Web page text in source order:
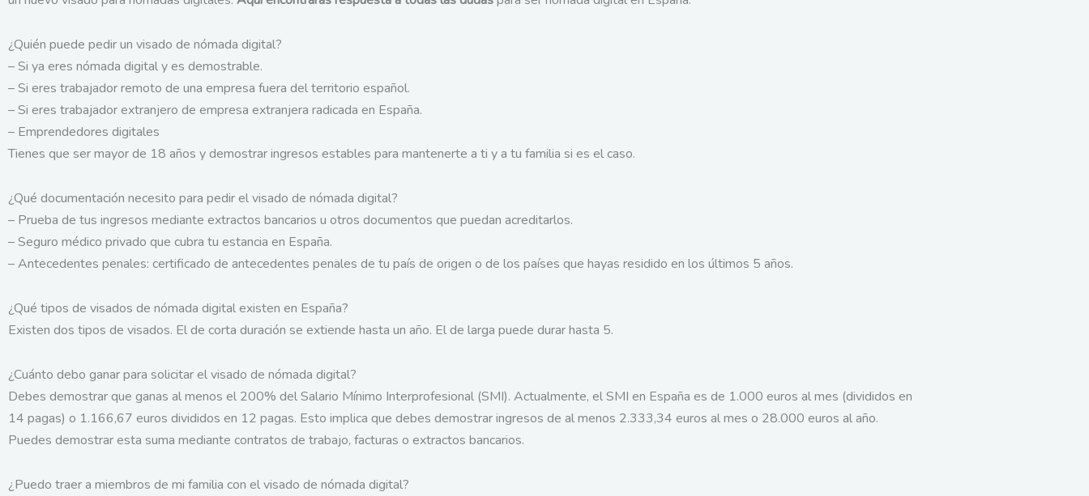
¿Quién puede pedir un visado de nómada digital?
– Si ya eres nómada digital y es demostrable.
– Si eres trabajador remoto de una empresa fuera del territorio español.
– Si eres trabajador extranjero de empresa extranjera radicada en España.
– Emprendedores digitales
Tienes que ser mayor de 18 años y demostrar ingresos estables para mantenerte a ti y a tu familia si es el caso.
¿Qué documentación necesito para pedir el visado de nómada digital?
– Prueba de tus ingresos mediante extractos bancarios u otros documentos que puedan acreditarlos.
– Seguro médico privado que cubra tu estancia en España.
– Antecedentes penales: certificado de antecedentes penales de tu país de origen o de los países que hayas residido en los últimos 5 años.
¿Qué tipos de visados de nómada digital existen en España?
Existen dos tipos de visados. El de corta duración se extiende hasta un año. El de larga puede durar hasta 5.
¿Cuánto debo ganar para solicitar el visado de nómada digital?
Debes demostrar que ganas al menos el 200% del Salario Mínimo Interprofesional (SMI). Actualmente, el SMI en España es de 1.000 euros al mes (divididos en
14 pagas) o 1.166,67 euros divididos en 12 pagas. Esto implica que debes demostrar ingresos de al menos 2.333,34 euros al mes o 28.000 euros al año.
Puedes demostrar esta suma mediante contratos de trabajo, facturas o extractos bancarios.
¿Puedo traer a miembros de mi familia con el visado de nómada digital?